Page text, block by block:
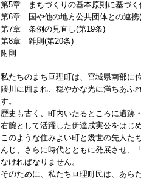
第5章 まちづくりの基本原則に基づ
第6章 国や他の地方公共団体との連携
第7章 条例の見直し(第19条)
第8章 雑則(第20条)
附則
私たちのまち亘理町は、宮城県南部に
隈川に囲まれ、穏やかな光に満ちあふ
す。
歴史も古く、町内いたるところに遺跡
右腕として活躍した伊達成実公をはじ
このような住みよい町と幾世の先人た
んじ、さらに時代とともに発展させ、
なければなりません。
そのために、私たち亘理町民は、あら